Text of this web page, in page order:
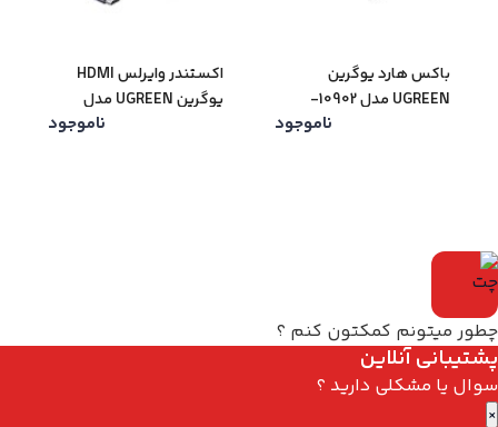
باکس هارد یوگرین
UGREEN مدل 10902-
ناموجود
اکستندر وایرلس HDMI
یوگرین UGREEN مدل
ناموجود
چطور میتونم کمکتون کنم ؟
پشتیبانی آنلاین
سوال یا مشکلی دارید ؟
×